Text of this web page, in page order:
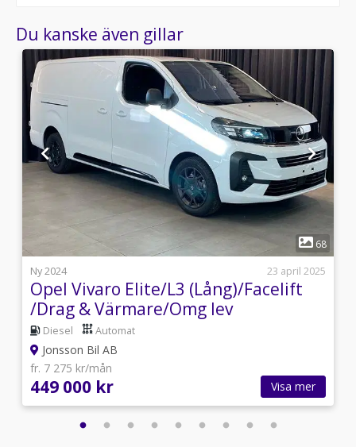
Du kanske även gillar
1
68
Ny 2024
23 april 2025
Opel Vivaro Elite/L3 (Lång)/Facelift
/Drag & Värmare/Omg lev
Diesel Automat
Jonsson Bil AB
fr. 7 275 kr/mån
449 000 kr Visa mer